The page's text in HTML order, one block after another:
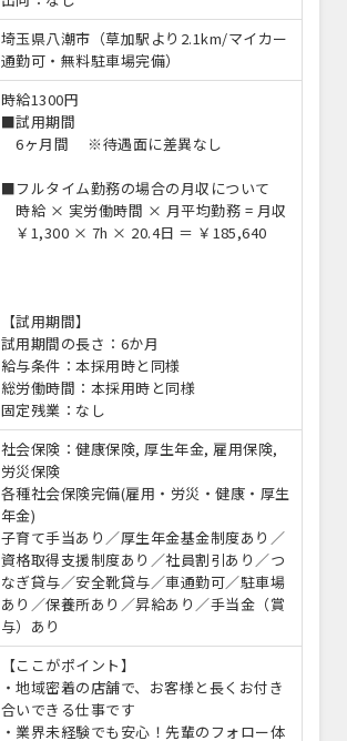
埼玉県八潮市（草加駅より2.1km/マイカー
通勤可・無料駐車場完備）
時給1300円
■試用期間
6ヶ月間 ※待遇面に差異なし
■フルタイム勤務の場合の月収について
時給 × 実労働時間 × 月平均勤務 = 月収
￥1,300 × 7h × 20.4日 ＝ ￥185,640
【試用期間】
試用期間の長さ：6か月
給与条件：本採用時と同様
総労働時間：本採用時と同様
固定残業：なし
社会保険：健康保険, 厚生年金, 雇用保険,
労災保険
各種社会保険完備(雇用・労災・健康・厚生
年金)
子育て手当あり／厚生年金基金制度あり／
資格取得支援制度あり／社員割引あり／つ
なぎ貸与／安全靴貸与／車通勤可／駐車場
あり／保養所あり／昇給あり／手当金（賞
与）あり
【ここがポイント】
・地域密着の店舗で、お客様と長くお付き
合いできる仕事です
・業界未経験でも安心！先輩のフォロー体